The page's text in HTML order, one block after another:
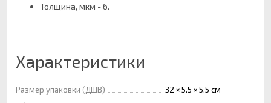
Толщина, мкм - 6.
Характеристики
Размер упаковки (ДШВ)
32 × 5.5 × 5.5 см